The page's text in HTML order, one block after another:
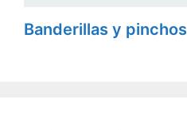
Banderillas y pinchos